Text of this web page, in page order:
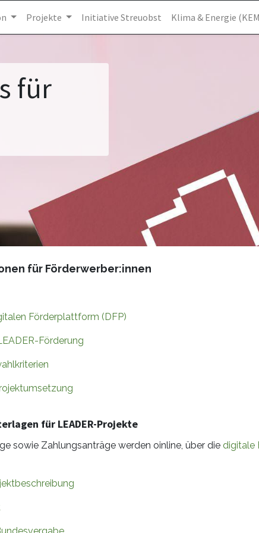
Projekte Initiative Streuobst Klima & Energie
für
für Förderwerber:innen
Förderplattform (DFP)
Förderung
für LEADER-Projekte
sowie Zahlungsanträge werden oinline, über die digitale